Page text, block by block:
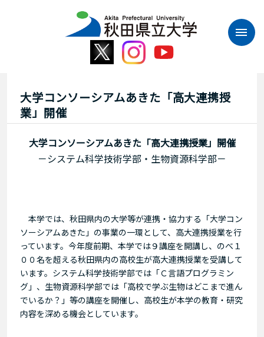
大学コンソーシアムあきた「高大連携授
業」開催
大学コンソーシアムあきた「高大連携授業」開催
－システム科学技術学部・生物資源科学部－
本学では、秋田県内の大学等が連携・協力する「大学コン
ソーシアムあきた」の事業の一環として、高大連携授業を行
っています。今年度前期、本学では９講座を開講し、のべ１
００名を超える秋田県内の高校生が高大連携授業を受講して
います。システム科学技術学部では「Ｃ言語プログラミン
グ」、生物資源科学部では「高校で学ぶ生物はどこまで進ん
でいるか？」等の講座を開催し、高校生が本学の教育・研究
内容を深める機会としています。